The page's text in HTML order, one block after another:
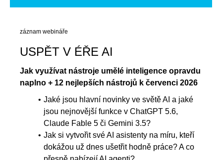
záznam webináře
USPĚT V ÉŘE AI
Jak využívat nástroje umělé inteligence opravdu
naplno + 12 nejlepších nástrojů k červenci 2026
Jaké jsou hlavní novinky ve světě AI a jaké
jsou nejnovější funkce v ChatGPT 5.6,
Claude Fable 5 či Gemini 3.5?
Jak si vytvořit své AI asistenty na míru, kteří
dokážou už dnes ušetřit hodně práce? A co